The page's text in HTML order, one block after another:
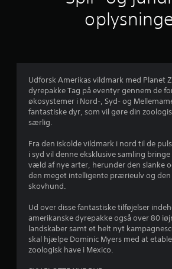
Udforsk Amerikas vildmark med Planet
dyrepakke Tag på eventyr gennem de
økosystemer i Nord-, Syd- og
fantastiske dyr, som vil gøre din
særlig.
Fra den iskolde vildmark i nord til de
i syd vil denne eksklusive samling
væld af nye arter, herunder den slanke
den meget intelligente prærieulv og den
skovhund.
Ud over disse fantastiske tilføjelser
amerikanske dyrepakke også over 80
landskaber samt et helt nyt
skal hjælpe Dominic Myers med at
zoologisk have i Mexico.